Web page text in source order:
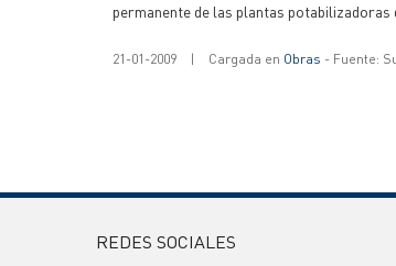
permanente de las plantas
21-01-2009 | Cargada en Obras - Fuente:
REDES SOCIALES